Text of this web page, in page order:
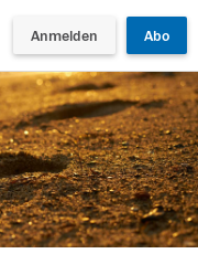
Anmelden Abo